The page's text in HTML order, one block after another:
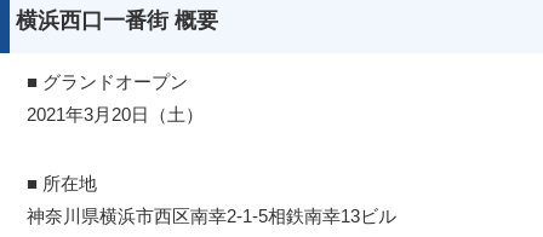
横浜西口一番街 概要
■ グランドオープン
2021年3月20日（土）
■ 所在地
神奈川県横浜市西区南幸2-1-5相鉄南幸13ビル